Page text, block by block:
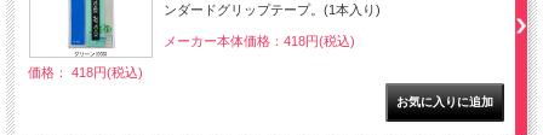
ンダードグリップテープ。(1本入り)
メーカー本体価格：418円(税込)
価格： 418円(税込)